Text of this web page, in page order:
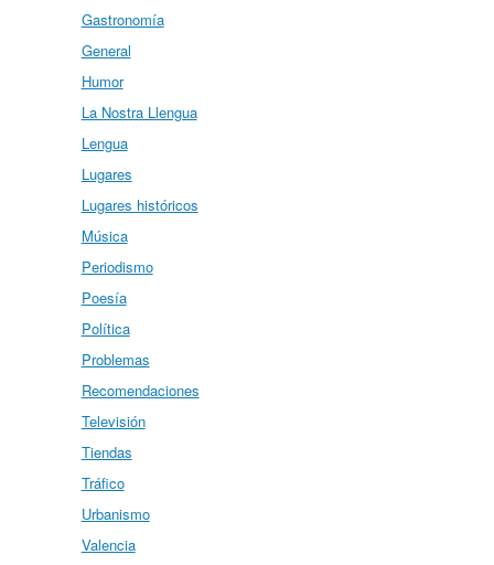
Gastronomía
General
Humor
La Nostra Llengua
Lengua
Lugares
Lugares históricos
Música
Periodismo
Poesía
Política
Problemas
Recomendaciones
Televisión
Tiendas
Tráfico
Urbanismo
Valencia